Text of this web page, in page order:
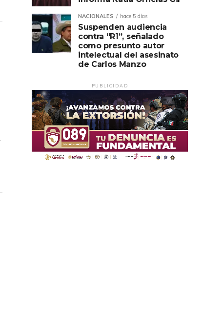
NACIONALES hace 5 días
Suspenden audiencia
contra “R1”, señalado
como presunto autor
intelectual del asesinato
de Carlos Manzo
PUBLICIDAD